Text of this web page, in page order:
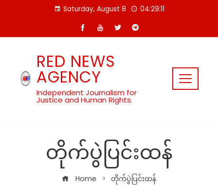
Saturday, August 8 04:29:12
RED NEWS
AGENCY
Independent Journalism for
Justice and Human Rights.
တိုက်ပွဲပြင်းထန်
Home တိုက်ပွဲပြင်းထန်